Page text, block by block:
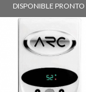
DISPONIBLE PRONTO